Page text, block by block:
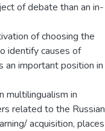
of debate than an in-
of choosing the
identify causes of
an important position in
multilingualism in
related to the Russian
acquisition, places